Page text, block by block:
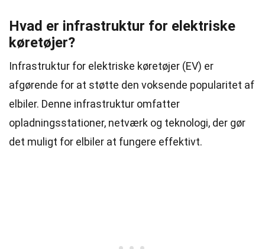
Hvad er infrastruktur for elektriske
køretøjer?
Infrastruktur for elektriske køretøjer (EV) er
afgørende for at støtte den voksende popularitet af
elbiler. Denne infrastruktur omfatter
opladningsstationer, netværk og teknologi, der gør
det muligt for elbiler at fungere effektivt.